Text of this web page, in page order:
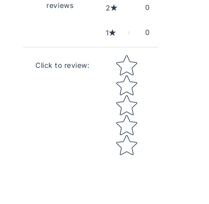
reviews
2 0
1 0
Click to review:
Star rating